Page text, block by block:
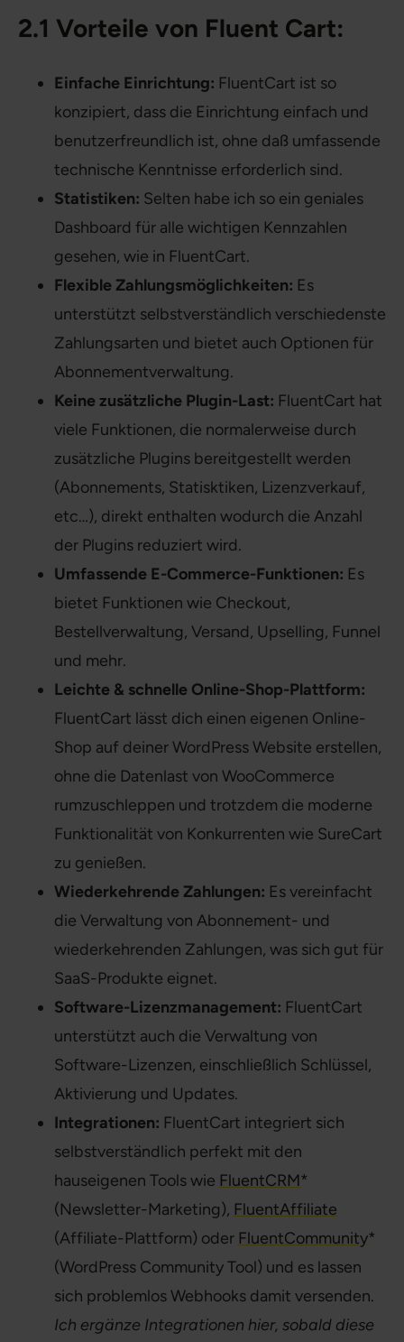
2.1 Vorteile von Fluent Cart:
Einfache Einrichtung: FluentCart ist so
konzipiert, dass die Einrichtung einfach und
benutzerfreundlich ist, ohne daß umfassende
technische Kenntnisse erforderlich sind.
Statistiken: Selten habe ich so ein geniales
Dashboard für alle wichtigen Kennzahlen
gesehen, wie in FluentCart.
Flexible Zahlungsmöglichkeiten: Es
unterstützt selbstverständlich verschiedenste
Zahlungsarten und bietet auch Optionen für
Abonnementverwaltung.
Keine zusätzliche Plugin-Last: FluentCart hat
viele Funktionen, die normalerweise durch
zusätzliche Plugins bereitgestellt werden
(Abonnements, Statisktiken, Lizenzverkauf,
etc…), direkt enthalten wodurch die Anzahl
der Plugins reduziert wird.
Umfassende E-Commerce-Funktionen: Es
bietet Funktionen wie Checkout,
Bestellverwaltung, Versand, Upselling, Funnel
und mehr.
Leichte & schnelle Online-Shop-Plattform:
FluentCart lässt dich einen eigenen Online-
Shop auf deiner WordPress Website erstellen,
ohne die Datenlast von WooCommerce
rumzuschleppen und trotzdem die moderne
Funktionalität von Konkurrenten wie SureCart
zu genießen.
Wiederkehrende Zahlungen: Es vereinfacht
die Verwaltung von Abonnement- und
wiederkehrenden Zahlungen, was sich gut für
SaaS-Produkte eignet.
Software-Lizenzmanagement: FluentCart
unterstützt auch die Verwaltung von
Software-Lizenzen, einschließlich Schlüssel,
Aktivierung und Updates.
Integrationen: FluentCart integriert sich
selbstverständlich perfekt mit den
hauseigenen Tools wie FluentCRM*
(Newsletter-Marketing), FluentAffiliate
(Affiliate-Plattform) oder FluentCommunity*
(WordPress Community Tool) und es lassen
sich problemlos Webhooks damit versenden.
Ich ergänze Integrationen hier, sobald diese